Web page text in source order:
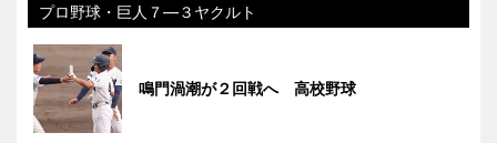
プロ野球・巨人７―３ヤクルト
鳴門渦潮が２回戦へ 高校野球